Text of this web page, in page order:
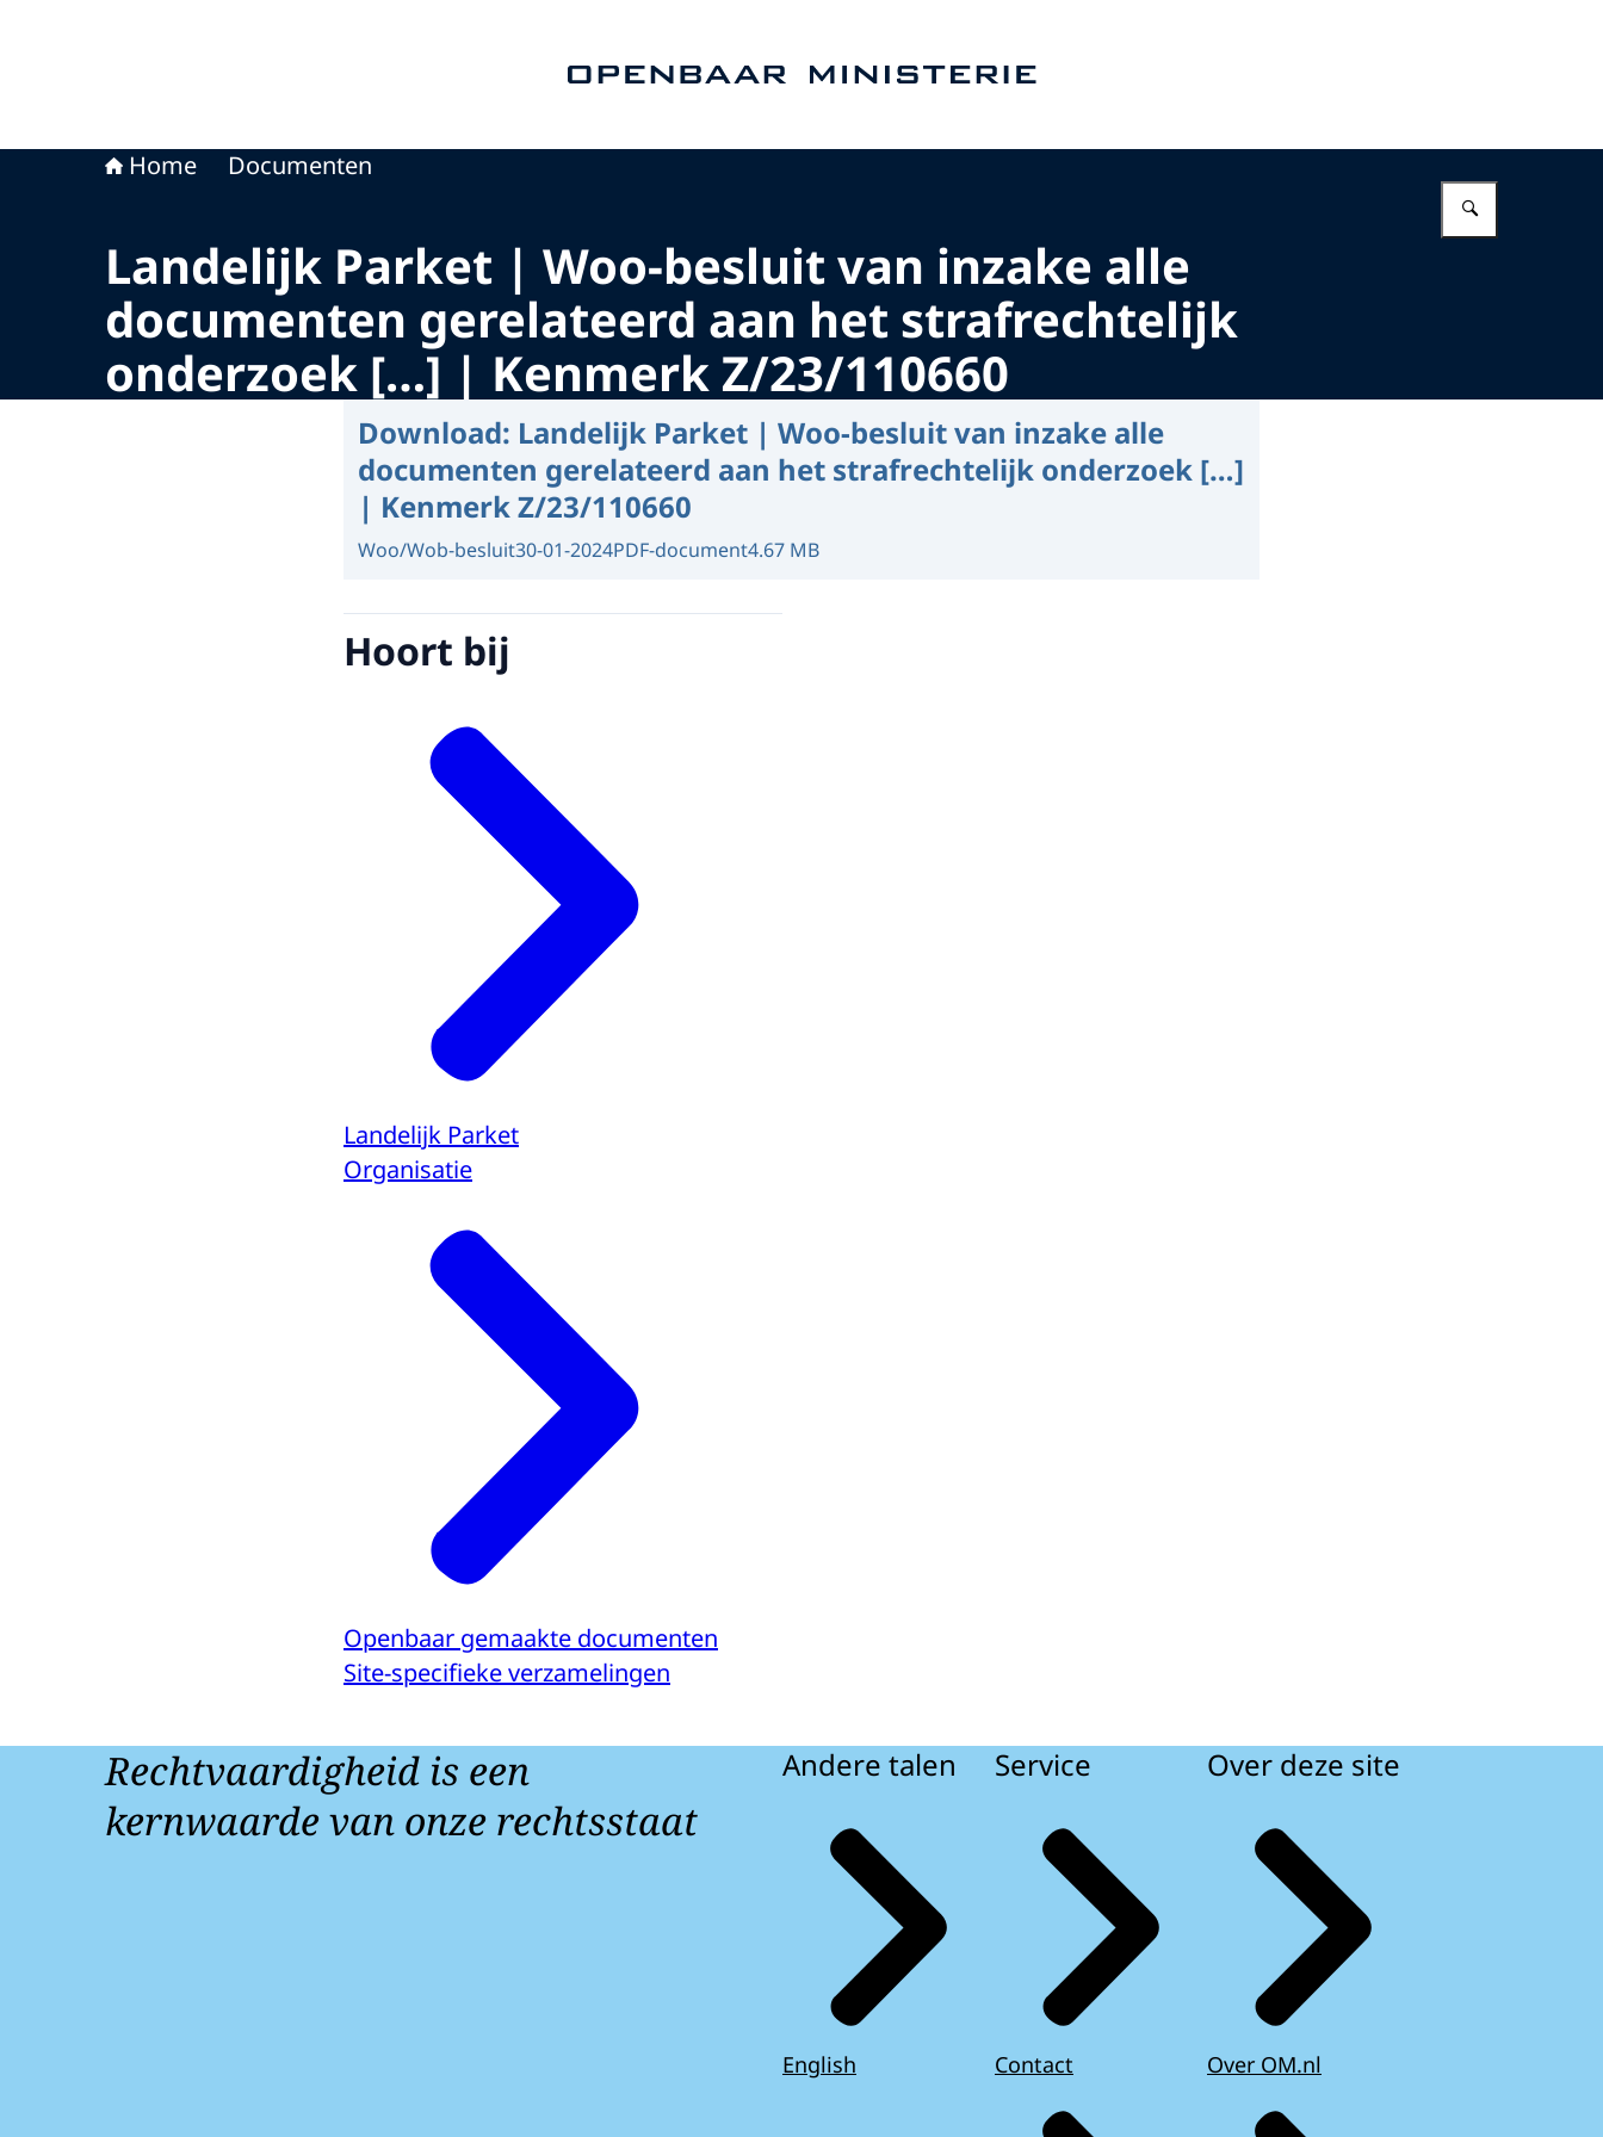
Home Documenten
Landelijk Parket | Woo-besluit van inzake alle
documenten gerelateerd aan het strafrechtelijk
onderzoek […] | Kenmerk Z/23/110660
Download: Landelijk Parket | Woo-besluit van inzake alle
documenten gerelateerd aan het strafrechtelijk onderzoek […]
| Kenmerk Z/23/110660
Woo/Wob-besluit30-01-2024PDF-document4.67 MB
Hoort bij
Landelijk Parket
Organisatie
Openbaar gemaakte documenten
Site-specifieke verzamelingen
Rechtvaardigheid is een
kernwaarde van onze rechtsstaat
Andere talen
English
Service
Contact
Over deze site
Over OM.nl